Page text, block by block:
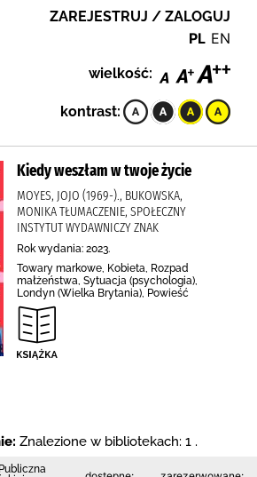
ZAREJESTRUJ / ZALOGUJ
PL EN
wielkość:
kontrast:
Kiedy weszłam w twoje życie
MOYES, JOJO (1969-)., BUKOWSKA,
MONIKA TŁUMACZENIE, SPOŁECZNY
INSTYTUT WYDAWNICZY ZNAK
Rok wydania: 2023.
Towary markowe, Kobieta, Rozpad
małżeństwa, Sytuacja (psychologia),
Londyn (Wielka Brytania), Powieść
Znalezione w bibliotekach: 1 .